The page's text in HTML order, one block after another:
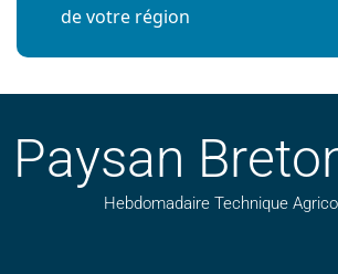
de votre région
Paysan
Hebdomadaire Technique